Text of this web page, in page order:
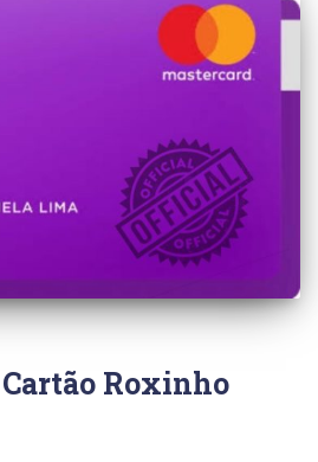
Roxinho